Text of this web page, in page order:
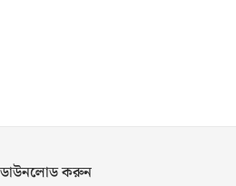
ডাউনলোড করুন